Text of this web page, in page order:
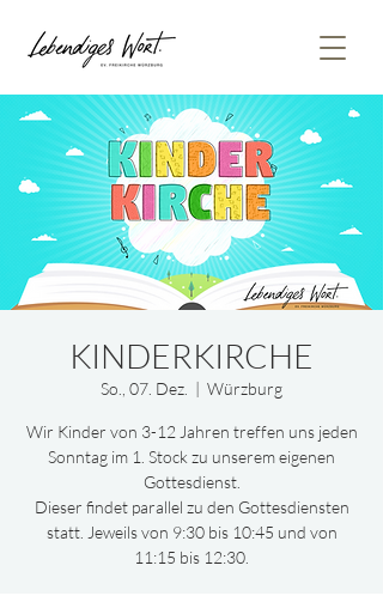
KINDERKIRCHE
So., 07. Dez.
  |
Würzburg
Wir Kinder von 3-12 Jahren treffen uns jeden
Sonntag im 1. Stock zu unserem eigenen
Gottesdienst.
Dieser findet parallel zu den Gottesdiensten
statt. Jeweils von 9:30 bis 10:45 und von
11:15 bis 12:30.